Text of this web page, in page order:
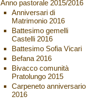
Anno pastorale 2015/2016
Anniversari di
Matrimonio 2016
Battesimo gemelli
Castelli 2016
Battesimo Sofia Vicari
Befana 2016
Bivacco comunità
Pratolungo 2015
Carpeneto anniversario
2016